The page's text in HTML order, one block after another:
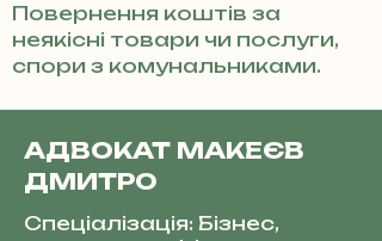
Повернення коштів за
неякісні товари чи послуги,
спори з комунальниками.
АДВОКАТ МАКЕЄВ
ДМИТРО
Спеціалізація: Бізнес,